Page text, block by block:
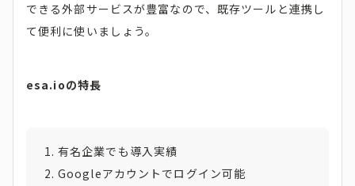
できる外部サービスが豊富なので、既存ツールと連携し
て便利に使いましょう。
esa.ioの特長
有名企業でも導入実績
Googleアカウントでログイン可能